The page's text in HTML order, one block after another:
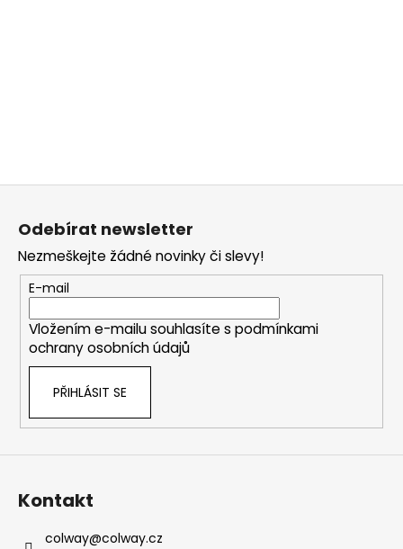
Z
Odebírat newsletter
Nezmeškejte žádné novinky či slevy!
E-mail
Vložením e-mailu souhlasíte s podmínkami
ochrany osobních údajů
PŘIHLÁSIT SE
Kontakt
colway@colway.cz